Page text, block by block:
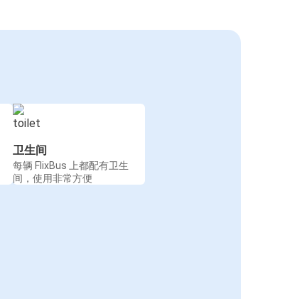
卫生间
每辆 FlixBus 上都配有卫生
间，使用非常方便